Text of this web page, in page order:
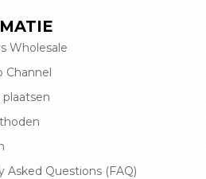
Wholesale
Channel
Asked Questions (FAQ)